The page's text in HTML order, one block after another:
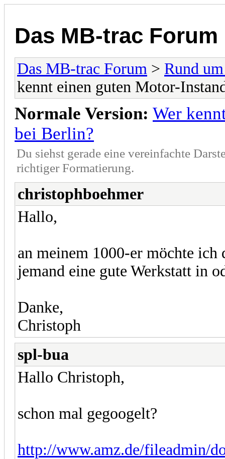
Das MB-trac Forum
Das MB-trac Forum > Rund
kennt einen guten Motor-
Normale Version: Wer
bei Berlin?
Du siehst gerade eine vereinfachte
richtiger Formatierung.
christophboehmer
Hallo,
an meinem 1000-er möchte
jemand eine gute Werkstatt in
Danke,
Christoph
spl-bua
Hallo Christoph,
schon mal gegoogelt?
http://www.amz.de/fileadmin/